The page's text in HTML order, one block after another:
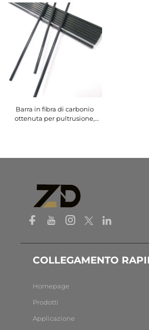
rotonda in fibra di carbonio
solida
Barra in fibra di carbonio
ottenuta per pultrusione,
COLLEGAMENTO
Homepage
Prodotti
Applicazione